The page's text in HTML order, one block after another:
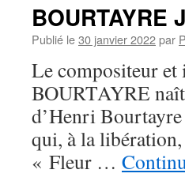
BOURTAYRE
Publié le30 janvier 2022par
Le compositeur et
BOURTAYRE
d’Henri
qui, à la
« Fleur …